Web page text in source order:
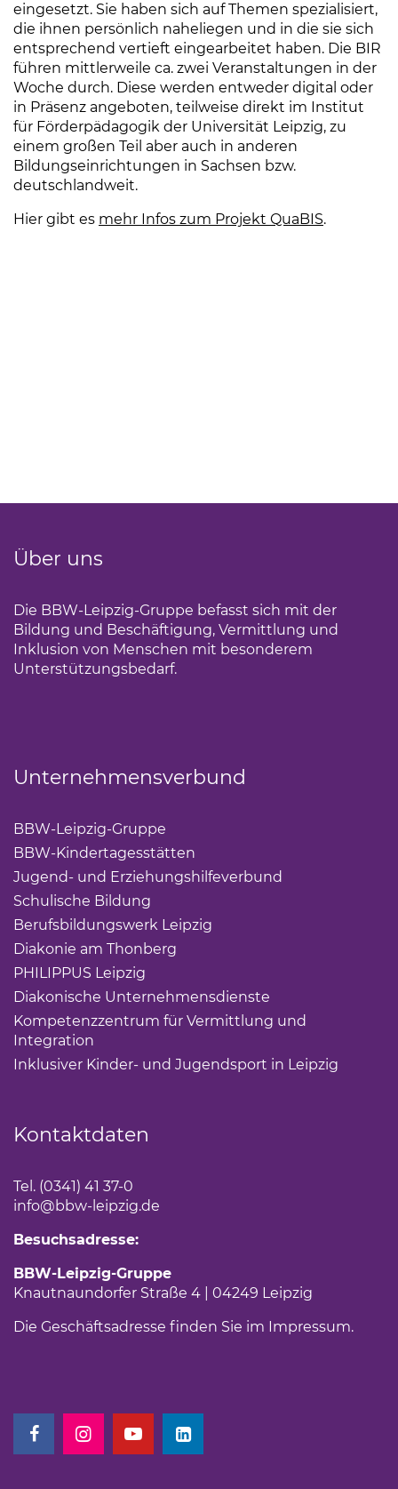
eingesetzt. Sie haben sich auf Themen spezialisiert,
die ihnen persönlich naheliegen und in die sie sich
entsprechend vertieft eingearbeitet haben. Die BIR
führen mittlerweile ca. zwei Veranstaltungen in der
Woche durch. Diese werden entweder digital oder
in Präsenz angeboten, teilweise direkt im Institut
für Förderpädagogik der Universität Leipzig, zu
einem großen Teil aber auch in anderen
Bildungseinrichtungen in Sachsen bzw.
deutschlandweit.
Hier gibt es mehr Infos zum Projekt QuaBIS.
Über uns
Die BBW-Leipzig-Gruppe befasst sich mit der
Bildung und Beschäftigung, Vermittlung und
Inklusion von Menschen mit besonderem
Unterstützungsbedarf.
Unternehmensverbund
BBW-Leipzig-Gruppe
BBW-Kindertagesstätten
Jugend- und Erziehungshilfeverbund
Schulische Bildung
Berufsbildungswerk Leipzig
Diakonie am Thonberg
PHILIPPUS Leipzig
Diakonische Unternehmensdienste
Kompetenzzentrum für Vermittlung und
Integration
Inklusiver Kinder- und Jugendsport in Leipzig
Kontaktdaten
Tel. (0341) 41 37-0
info@bbw-leipzig.de
Besuchsadresse:
BBW-Leipzig-Gruppe
Knautnaundorfer Straße 4 | 04249 Leipzig
Die Geschäftsadresse finden Sie im Impressum.
(Link öffnet einen neuen Tab)
(Link öffnet einen neuen Tab)
(Link öffnet einen neuen Tab)
(Link öffnet einen neuen Tab)